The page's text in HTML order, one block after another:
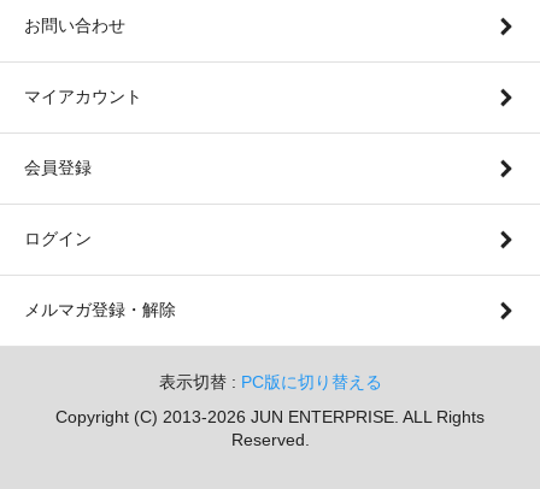
お問い合わせ
マイアカウント
会員登録
ログイン
メルマガ登録・解除
表示切替 : PC版に切り替える
Copyright (C) 2013-2026 JUN ENTERPRISE. ALL Rights
Reserved.